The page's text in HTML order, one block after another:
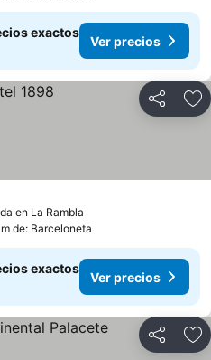
exactos
Ver precios
Compartir
en La Rambla
de: Barceloneta
exactos
Ver precios
Compartir